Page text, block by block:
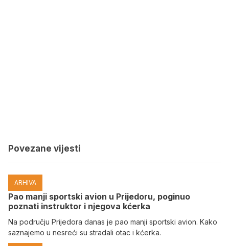
Povezane vijesti
ARHIVA
Pao manji sportski avion u Prijedoru, poginuo
poznati instruktor i njegova kćerka
Na području Prijedora danas je pao manji sportski avion. Kako
saznajemo u nesreći su stradali otac i kćerka.